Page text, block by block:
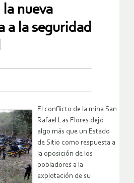
nueva
a la seguridad
El conflicto de la mina San
Rafael Las Flores dejó
algo más que un Estado
de Sitio como respuesta a
la oposición de los
pobladores a la
explotación de su